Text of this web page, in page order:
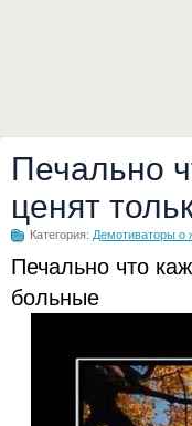
Печально
ценят
Категория: Демотиваторы о
Печально что
больные